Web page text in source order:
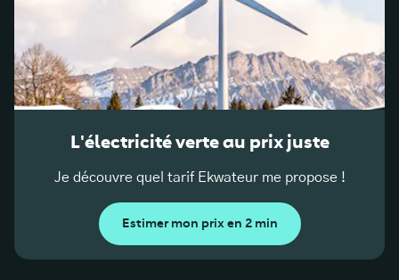
L'électricité verte au prix juste
Je découvre quel tarif Ekwateur me propose !
Estimer mon prix en 2 min